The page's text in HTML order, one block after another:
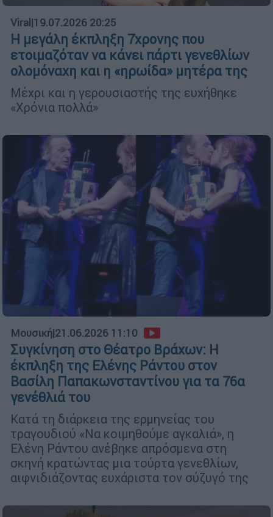
Viral|19.07.2026 20:25
Η μεγάλη έκπληξη 7χρονης που
ετοιμαζόταν να κάνει πάρτι γενεθλίων
ολομόναχη και η «ηρωίδα» μητέρα της
Μέχρι και η γερουσιαστής της ευχήθηκε
«Χρόνια πολλά»
Μουσική|21.06.2026 11:10
Συγκίνηση στο Θέατρο Βράχων: Η
έκπληξη της Ελένης Ράντου στον
Βασίλη Παπακωνσταντίνου για τα 76α
γενέθλιά του
Κατά τη διάρκεια της ερμηνείας του
τραγουδιού «Να κοιμηθούμε αγκαλιά», η
Ελένη Ράντου ανέβηκε απρόσμενα στη
σκηνή κρατώντας μια τούρτα γενεθλίων,
αιφνιδιάζοντας ευχάριστα τον σύζυγό της